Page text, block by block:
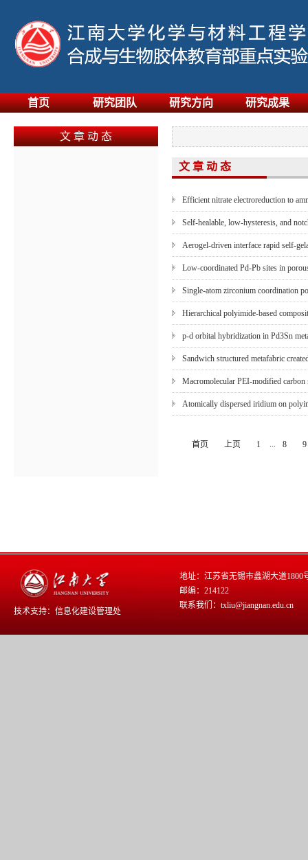
首页 研究团队 研究方向 研究成果
文 章 动 态
文 章 动 态
Efficient nitrate electroreduction to
Self-healable, low-hysteresis, and
Aerogel-driven interface rapid self-
Low-coordinated Pd-Pb sites in
Single-atom zirconium coordination
Hierarchical polyimide-based
p-d orbital hybridization in Pd3Sn
Sandwich structured metafabric
Macromolecular PEI-modified
Atomically dispersed iridium on
首页 上页 1 8 9
技术支持： 信息化建设管理处
地址：江苏省无锡市蠡湖大道1800
邮编：214122
联系我们：txliu@jiangnan.edu.cn